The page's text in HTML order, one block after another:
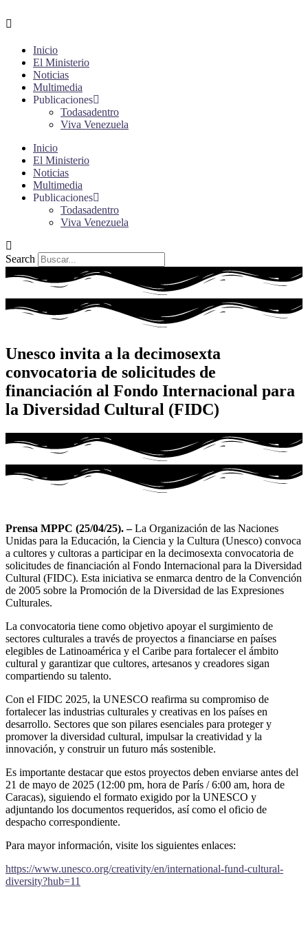
al
Inicio
El Ministerio
Noticias
Multimedia
Publicaciones
Todasadentro
Viva Venezuela
Inicio
El Ministerio
Noticias
Multimedia
Publicaciones
Todasadentro
Viva Venezuela
Search
Unesco invita a la decimosexta
convocatoria de solicitudes de
financiación al Fondo Internacional para
la Diversidad Cultural (FIDC)
Prensa MPPC (25/04/25). –La Organización de las Naciones
Unidas para la Educación, la Ciencia y la Cultura (Unesco) convoca
a cultores y cultoras a participar en la decimosexta convocatoria de
solicitudes de financiación al Fondo Internacional para la Diversidad
Cultural (FIDC). Esta iniciativa se enmarca dentro de la Convención
de 2005 sobre la Promoción de la Diversidad de las Expresiones
Culturales.
La convocatoria tiene como objetivo apoyar el surgimiento de
sectores culturales a través de proyectos a financiarse en países
elegibles de Latinoamérica y el Caribe para fortalecer el ámbito
cultural y garantizar que cultores, artesanos y creadores sigan
compartiendo su talento.
Con el FIDC 2025, la UNESCO reafirma su compromiso de
fortalecer las industrias culturales y creativas en los países en
desarrollo. Sectores que son pilares esenciales para proteger y
promover la diversidad cultural, impulsar la creatividad y la
innovación, y construir un futuro más sostenible.
Es importante destacar que estos proyectos deben enviarse antes del
21 de mayo de 2025 (12:00 pm, hora de París / 6:00 am, hora de
Caracas), siguiendo el formato exigido por la UNESCO y
adjuntando los documentos requeridos, así como el oficio de
despacho correspondiente.
Para mayor información, visite los siguientes enlaces:
https://www.unesco.org/creativity/en/international-fund-cultural-
diversity?hub=11